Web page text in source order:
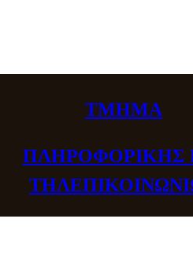
ΤΜΗΜΑ
ΠΛΗΡΟΦΟΡΙΚΗΣ